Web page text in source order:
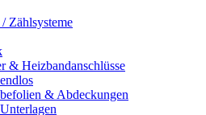
Zählsysteme
& Heizband­anschlüsse
& Abdeckungen